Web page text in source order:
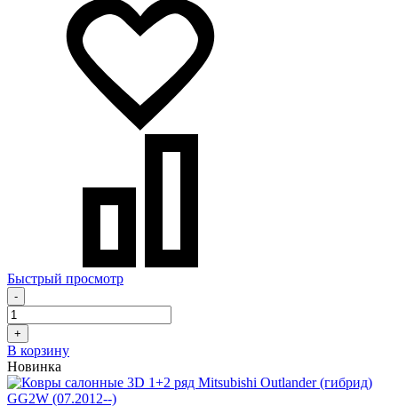
Быстрый просмотр
-
+
В корзину
Новинка